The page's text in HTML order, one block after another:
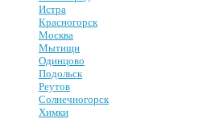
Истра
Красногорск
Москва
Мытищи
Одинцово
Подольск
Реутов
Солнечногорск
Химки